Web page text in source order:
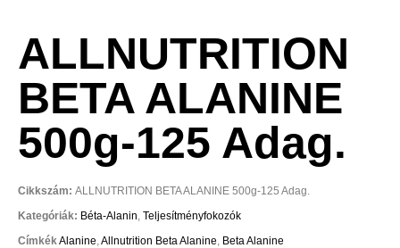
ALLNUTRITION
BETA ALANINE
500g-125 Adag.
Cikkszám: ALLNUTRITION BETA ALANINE 500g-125 Adag.
Kategóriák: Béta-Alanin, Teljesítményfokozók
CímkékAlanine,Allnutrition Beta Alanine, Beta Alanine